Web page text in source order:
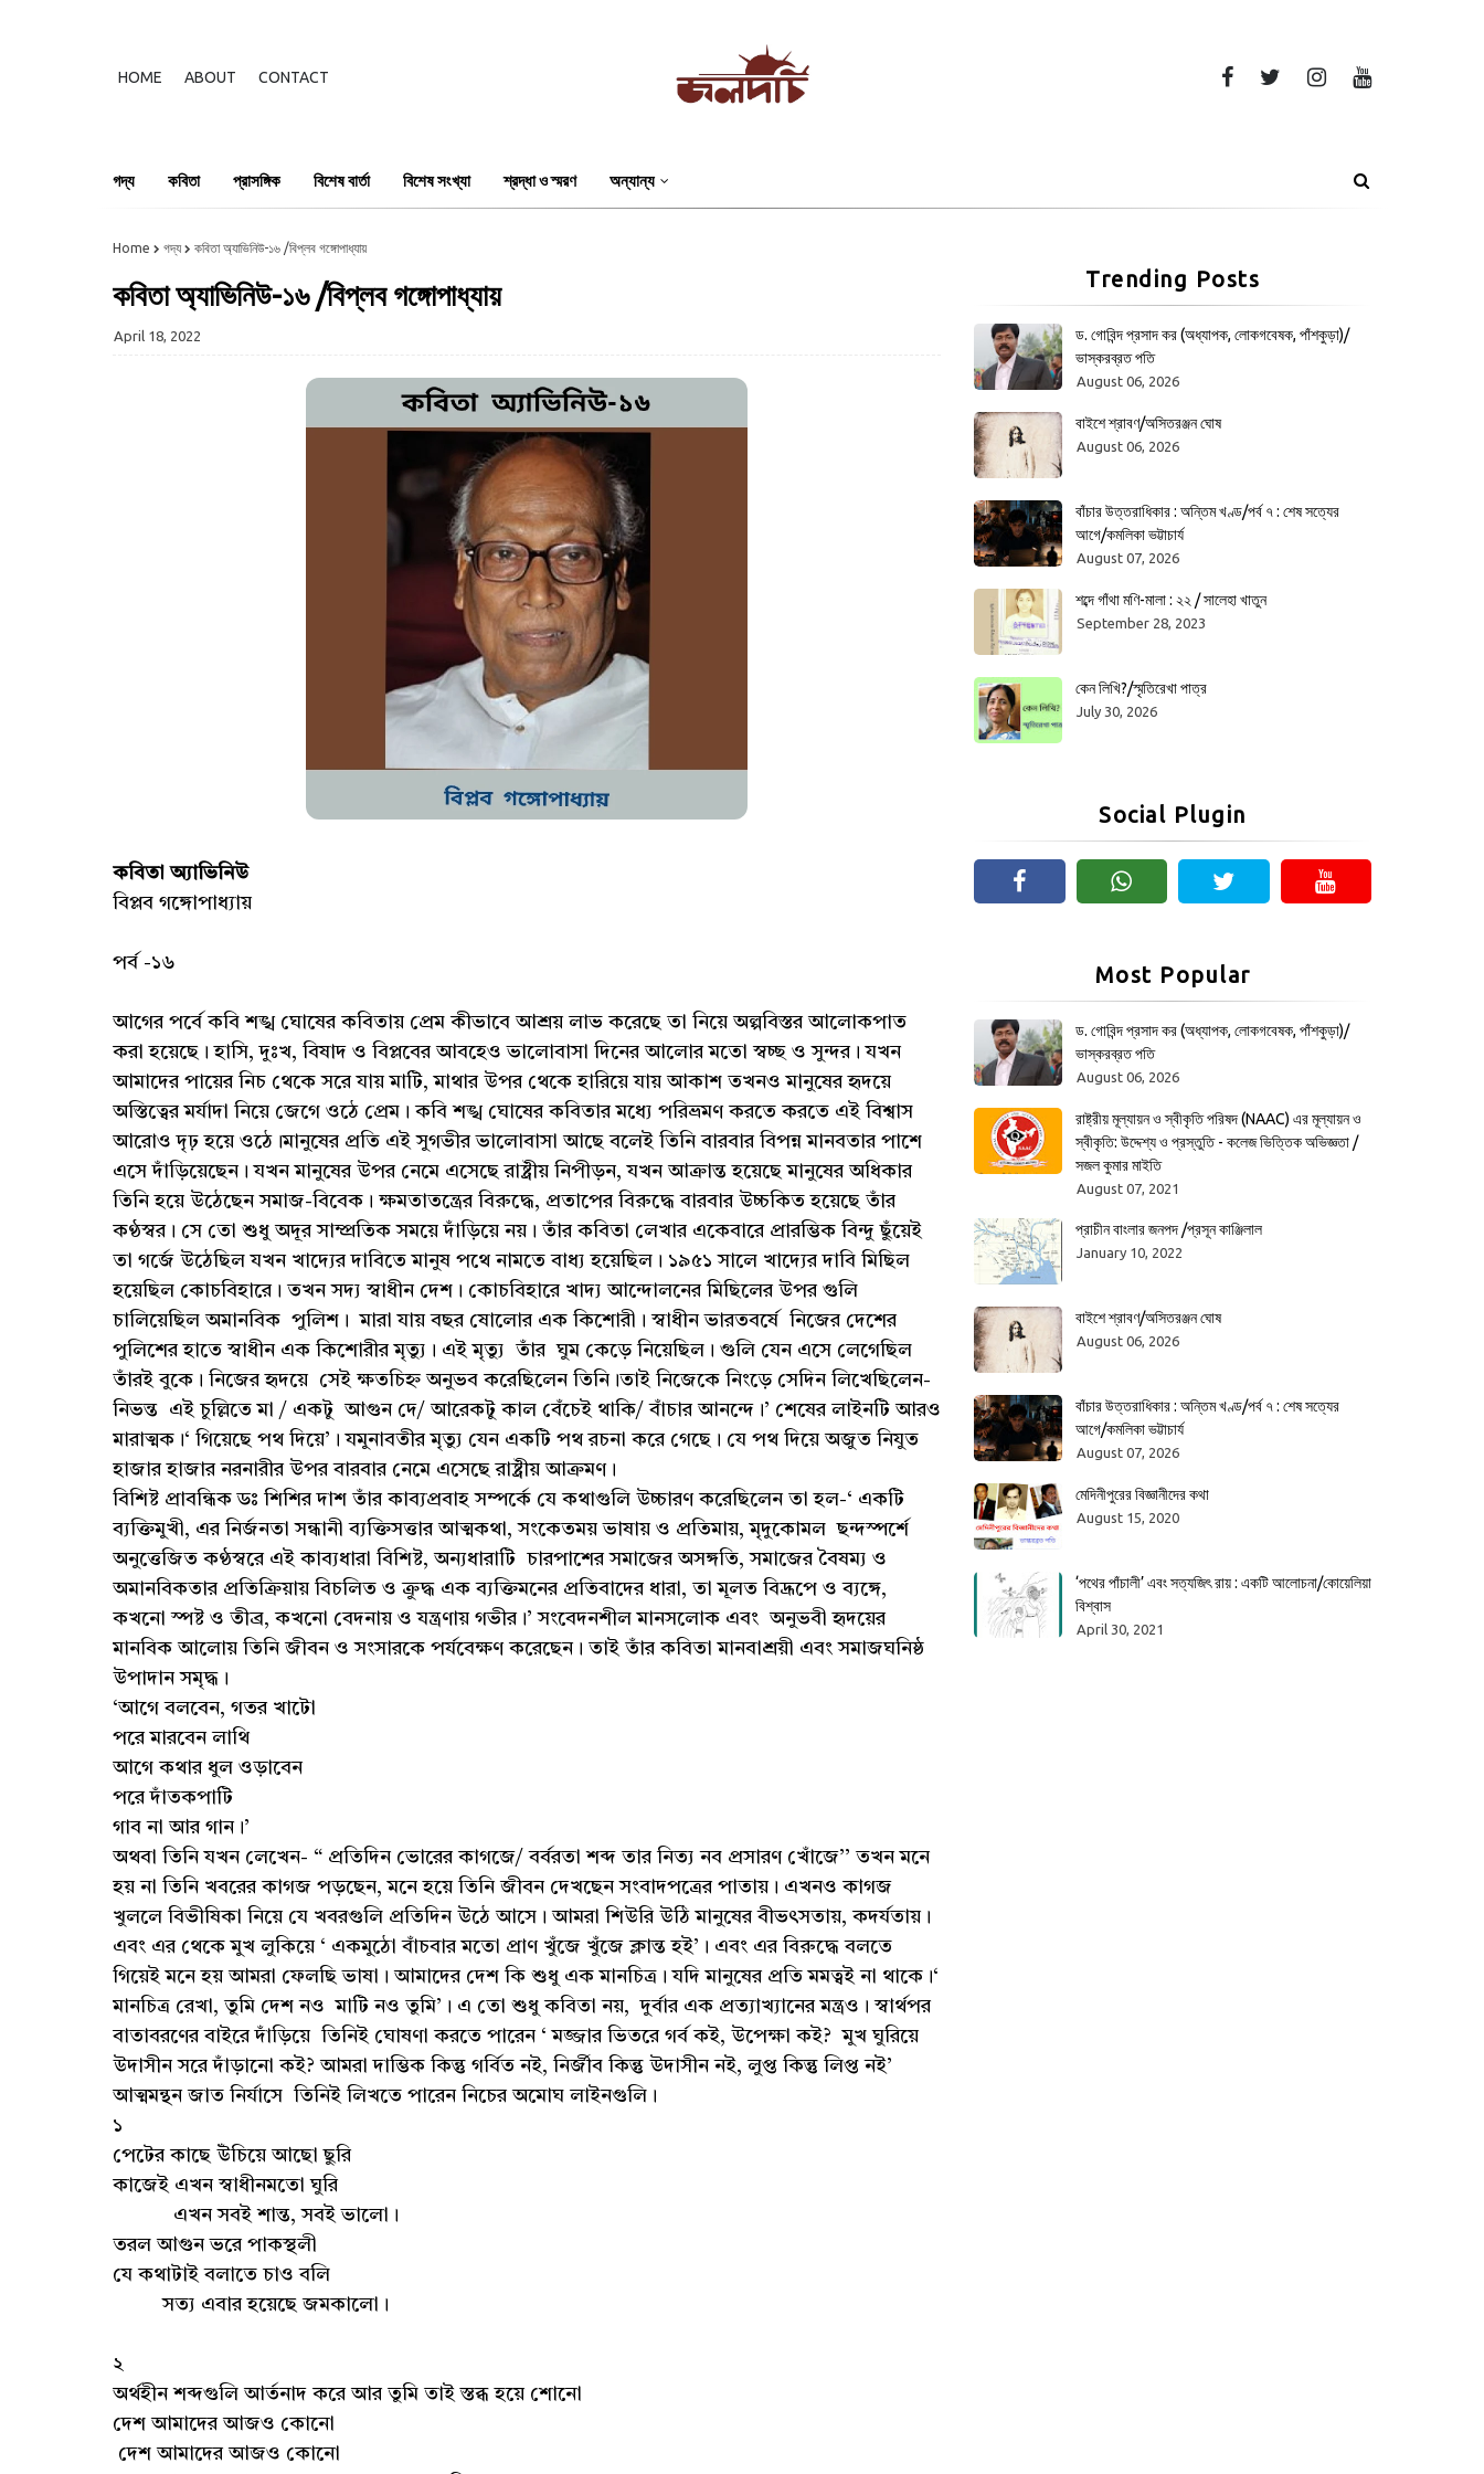
HOME ABOUT CONTACT
গদ্য কবিতা প্রাসঙ্গিক বিশেষ বার্তা বিশেষ সংখ্যা শ্রদ্ধা ও স্মরণ অন্যান্য
Home গদ্য কবিতা অ্যাভিনিউ-১৬ /বিপ্লব গঙ্গোপাধ্যায়
কবিতা অ্যাভিনিউ-১৬ /বিপ্লব গঙ্গোপাধ্যায়
April 18, 2022
কবিতা অ্যাভিনিউ
বিপ্লব গঙ্গোপাধ্যায়
পর্ব -১৬
আগের পর্বে কবি শঙ্খ ঘোষের কবিতায় প্রেম কীভাবে আশ্রয় লাভ করেছে তা নিয়ে অল্পবিস্তর আলোকপাত
করা হয়েছে। হাসি, দুঃখ, বিষাদ ও বিপ্লবের আবহেও ভালোবাসা দিনের আলোর মতো স্বচ্ছ ও সুন্দর। যখন
আমাদের পায়ের নিচ থেকে সরে যায় মাটি, মাথার উপর থেকে হারিয়ে যায় আকাশ তখনও মানুষের হৃদয়ে
অস্তিত্বের মর্যাদা নিয়ে জেগে ওঠে প্রেম। কবি শঙ্খ ঘোষের কবিতার মধ্যে পরিভ্রমণ করতে করতে এই বিশ্বাস
আরোও দৃঢ় হয়ে ওঠে।মানুষের প্রতি এই সুগভীর ভালোবাসা আছে বলেই তিনি বারবার বিপন্ন মানবতার পাশে
এসে দাঁড়িয়েছেন। যখন মানুষের উপর নেমে এসেছে রাষ্ট্রীয় নিপীড়ন, যখন আক্রান্ত হয়েছে মানুষের অধিকার
তিনি হয়ে উঠেছেন সমাজ-বিবেক। ক্ষমতাতন্ত্রের বিরুদ্ধে, প্রতাপের বিরুদ্ধে বারবার উচ্চকিত হয়েছে তাঁর
কণ্ঠস্বর। সে তো শুধু অদূর সাম্প্রতিক সময়ে দাঁড়িয়ে নয়। তাঁর কবিতা লেখার একেবারে প্রারম্ভিক বিন্দু ছুঁয়েই
তা গর্জে উঠেছিল যখন খাদ্যের দাবিতে মানুষ পথে নামতে বাধ্য হয়েছিল। ১৯৫১ সালে খাদ্যের দাবি মিছিল
হয়েছিল কোচবিহারে। তখন সদ্য স্বাধীন দেশ। কোচবিহারে খাদ্য আন্দোলনের মিছিলের উপর গুলি
চালিয়েছিল অমানবিক পুলিশ। মারা যায় বছর ষোলোর এক কিশোরী। স্বাধীন ভারতবর্ষে নিজের দেশের
পুলিশের হাতে স্বাধীন এক কিশোরীর মৃত্যু। এই মৃত্যু তাঁর ঘুম কেড়ে নিয়েছিল। গুলি যেন এসে লেগেছিল
তাঁরই বুকে। নিজের হৃদয়ে সেই ক্ষতচিহ্ন অনুভব করেছিলেন তিনি।তাই নিজেকে নিংড়ে সেদিন লিখেছিলেন-
নিভন্ত এই চুল্লিতে মা / একটু আগুন দে/ আরেকটু কাল বেঁচেই থাকি/ বাঁচার আনন্দে।’ শেষের লাইনটি আরও
মারাত্মক।‘ গিয়েছে পথ দিয়ে’। যমুনাবতীর মৃত্যু যেন একটি পথ রচনা করে গেছে। যে পথ দিয়ে অজুত নিযুত
হাজার হাজার নরনারীর উপর বারবার নেমে এসেছে রাষ্ট্রীয় আক্রমণ।
বিশিষ্ট প্রাবন্ধিক ডঃ শিশির দাশ তাঁর কাব্যপ্রবাহ সম্পর্কে যে কথাগুলি উচ্চারণ করেছিলেন তা হল-‘ একটি
ব্যক্তিমুখী, এর নির্জনতা সন্ধানী ব্যক্তিসত্তার আত্মকথা, সংকেতময় ভাষায় ও প্রতিমায়, মৃদুকোমল ছন্দস্পর্শে
অনুত্তেজিত কণ্ঠস্বরে এই কাব্যধারা বিশিষ্ট, অন্যধারাটি চারপাশের সমাজের অসঙ্গতি, সমাজের বৈষম্য ও
অমানবিকতার প্রতিক্রিয়ায় বিচলিত ও ক্রুদ্ধ এক ব্যক্তিমনের প্রতিবাদের ধারা, তা মূলত বিদ্রূপে ও ব্যঙ্গে,
কখনো স্পষ্ট ও তীব্র, কখনো বেদনায় ও যন্ত্রণায় গভীর।’ সংবেদনশীল মানসলোক এবং অনুভবী হৃদয়ের
মানবিক আলোয় তিনি জীবন ও সংসারকে পর্যবেক্ষণ করেছেন। তাই তাঁর কবিতা মানবাশ্রয়ী এবং সমাজঘনিষ্ঠ
উপাদান সমৃদ্ধ।
‘আগে বলবেন, গতর খাটো
পরে মারবেন লাথি
আগে কথার ধুল ওড়াবেন
পরে দাঁতকপাটি
গাব না আর গান।’
অথবা তিনি যখন লেখেন- “ প্রতিদিন ভোরের কাগজে/ বর্বরতা শব্দ তার নিত্য নব প্রসারণ খোঁজে’’ তখন মনে
হয় না তিনি খবরের কাগজ পড়ছেন, মনে হয়ে তিনি জীবন দেখছেন সংবাদপত্রের পাতায়। এখনও কাগজ
খুললে বিভীষিকা নিয়ে যে খবরগুলি প্রতিদিন উঠে আসে। আমরা শিউরি উঠি মানুষের বীভৎসতায়, কদর্যতায়।
এবং এর থেকে মুখ লুকিয়ে ‘ একমুঠো বাঁচবার মতো প্রাণ খুঁজে খুঁজে ক্লান্ত হই’। এবং এর বিরুদ্ধে বলতে
গিয়েই মনে হয় আমরা ফেলছি ভাষা। আমাদের দেশ কি শুধু এক মানচিত্র। যদি মানুষের প্রতি মমত্বই না থাকে।‘
মানচিত্র রেখা, তুমি দেশ নও মাটি নও তুমি’। এ তো শুধু কবিতা নয়, দুর্বার এক প্রত্যাখ্যানের মন্ত্রও। স্বার্থপর
বাতাবরণের বাইরে দাঁড়িয়ে তিনিই ঘোষণা করতে পারেন ‘ মজ্জার ভিতরে গর্ব কই, উপেক্ষা কই? মুখ ঘুরিয়ে
উদাসীন সরে দাঁড়ানো কই? আমরা দাম্ভিক কিন্তু গর্বিত নই, নির্জীব কিন্তু উদাসীন নই, লুপ্ত কিন্তু লিপ্ত নই’
আত্মমন্থন জাত নির্যাসে তিনিই লিখতে পারেন নিচের অমোঘ লাইনগুলি।
১
পেটের কাছে উঁচিয়ে আছো ছুরি
কাজেই এখন স্বাধীনমতো ঘুরি
এখন সবই শান্ত, সবই ভালো।
তরল আগুন ভরে পাকস্থলী
যে কথাটাই বলাতে চাও বলি
সত্য এবার হয়েছে জমকালো।
২
অর্থহীন শব্দগুলি আর্তনাদ করে আর তুমি তাই স্তব্ধ হয়ে শোনো
দেশ আমাদের আজও কোনো
দেশ আমাদের আজও কোনো
Trending Posts
ড. গোবিন্দ প্রসাদ কর (অধ্যাপক, লোকগবেষক, পাঁশকুড়া)/
ভাস্করব্রত পতি
August 06, 2026
বাইশে শ্রাবণ/অসিতরঞ্জন ঘোষ
August 06, 2026
বাঁচার উত্তরাধিকার : অন্তিম খণ্ড/পর্ব ৭ : শেষ সত্যের
আগে/কমলিকা ভট্টাচার্য
August 07, 2026
শব্দে গাঁথা মণি-মালা : ২২ / সালেহা খাতুন
September 28, 2023
কেন লিখি?/স্মৃতিরেখা পাত্র
July 30, 2026
Social Plugin
Most Popular
ড. গোবিন্দ প্রসাদ কর (অধ্যাপক, লোকগবেষক, পাঁশকুড়া)/
ভাস্করব্রত পতি
August 06, 2026
রাষ্ট্রীয় মূল্যায়ন ও স্বীকৃতি পরিষদ (NAAC) এর মূল্যায়ন ও
স্বীকৃতি: উদ্দেশ্য ও প্রস্তুতি - কলেজ ভিত্তিক অভিজ্ঞতা /
সজল কুমার মাইতি
August 07, 2021
প্রাচীন বাংলার জনপদ /প্রসূন কাঞ্জিলাল
January 10, 2022
বাইশে শ্রাবণ/অসিতরঞ্জন ঘোষ
August 06, 2026
বাঁচার উত্তরাধিকার : অন্তিম খণ্ড/পর্ব ৭ : শেষ সত্যের
আগে/কমলিকা ভট্টাচার্য
August 07, 2026
মেদিনীপুরের বিজ্ঞানীদের কথা
August 15, 2020
‘পথের পাঁচালী’ এবং সত্যজিৎ রায় : একটি আলোচনা/কোয়েলিয়া
বিশ্বাস
April 30, 2021